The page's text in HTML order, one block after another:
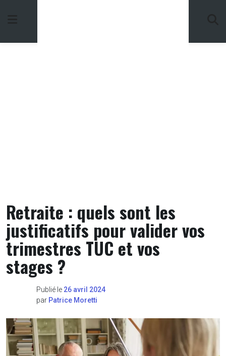
Retraite : quels sont les
justificatifs pour valider vos
trimestres TUC et vos
stages ?
Publié le 26 avril 2024
par Patrice Moretti